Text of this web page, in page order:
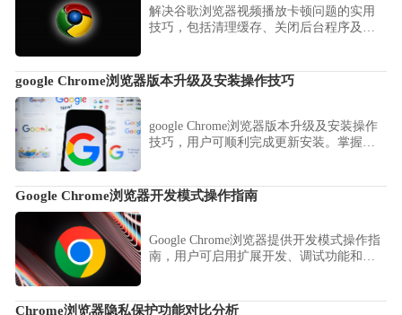
解决谷歌浏览器视频播放卡顿问题的实用
技巧，包括清理缓存、关闭后台程序及更
google Chrome浏览器版本升级及安装操作技巧
google Chrome浏览器版本升级及安装操作
技巧，用户可顺利完成更新安装。掌握经
Google Chrome浏览器开发模式操作指南
Google Chrome浏览器提供开发模式操作指
南，用户可启用扩展开发、调试功能和实
Chrome浏览器隐私保护功能对比分析